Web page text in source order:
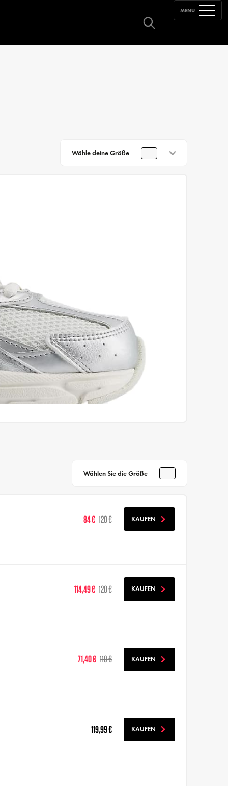
MENU
Wähle deine Größe
Wählen Sie die Größe
84 € 120 € KAUFEN
114,49 € 120 € KAUFEN
71,40 € 119 € KAUFEN
119,99 € KAUFEN